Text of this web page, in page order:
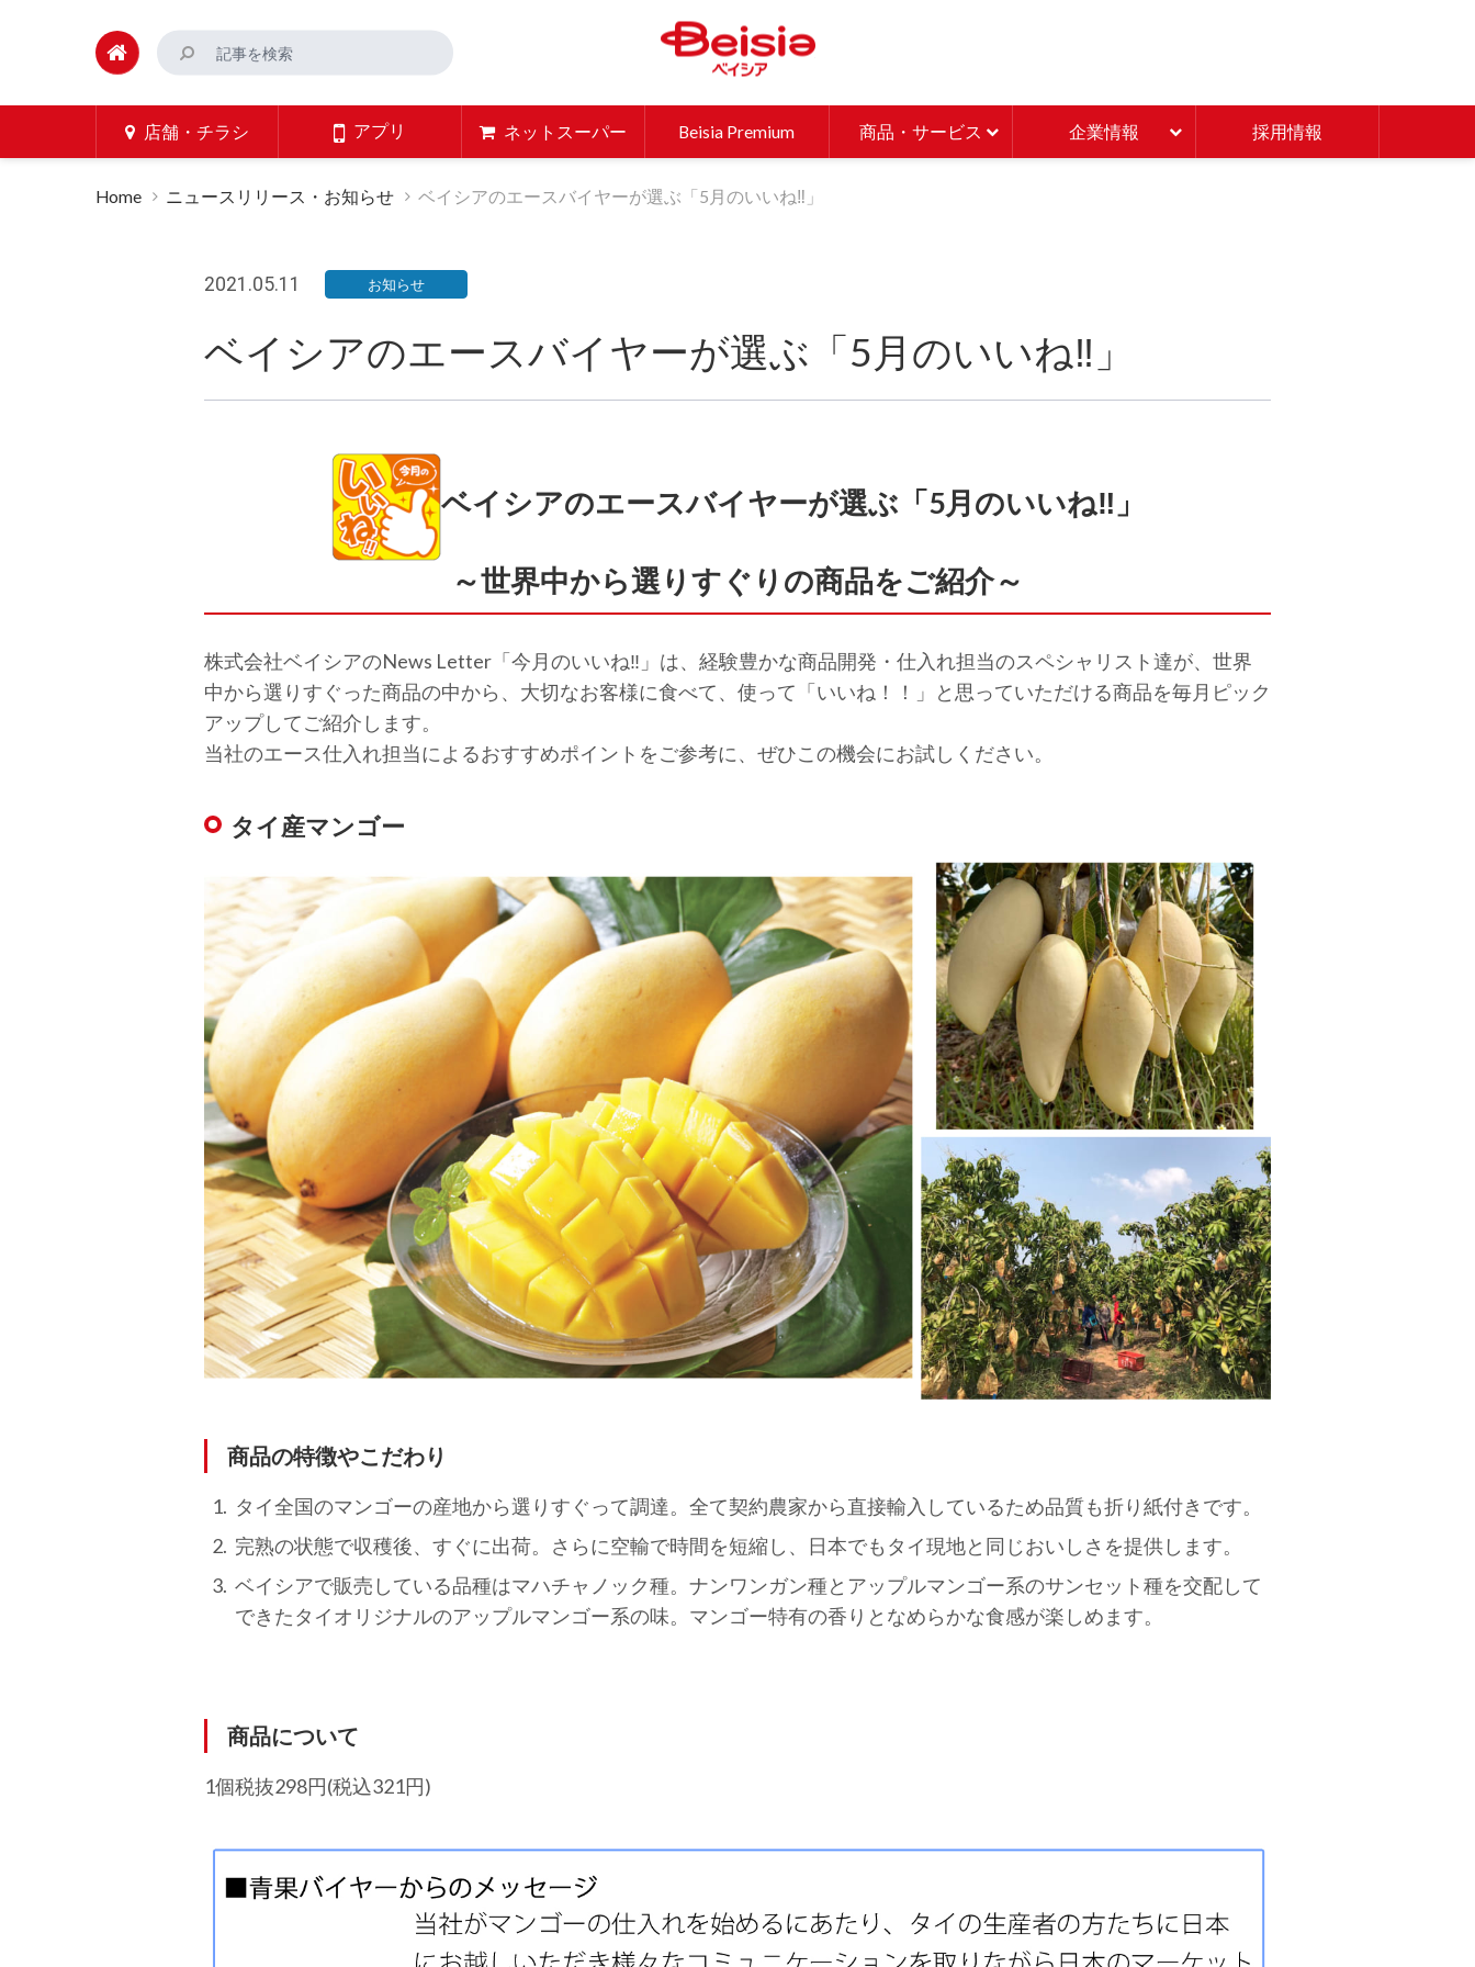
店舗・チラシ アプリ ネットスーパー Beisia Premium 商品・サービス 企業情報 採用情報
Home ニュースリリース・お知らせ ベイシアのエースバイヤーが選ぶ「5月のいいね‼」
2021.05.11 お知らせ
ベイシアのエースバイヤーが選ぶ「5月のいいね‼」
ベイシアのエースバイヤーが選ぶ「5月のいいね‼」
～世界中から選りすぐりの商品をご紹介～
株式会社ベイシアのNews Letter「今月のいいね‼」は、経験豊かな商品開発・仕入れ担当のスペシャリスト達が、世界
中から選りすぐった商品の中から、大切なお客様に食べて、使って「いいね！！」と思っていただける商品を毎月ピック
アップしてご紹介します。
当社のエース仕入れ担当によるおすすめポイントをご参考に、ぜひこの機会にお試しください。
タイ産マンゴー
商品の特徴やこだわり
タイ全国のマンゴーの産地から選りすぐって調達。全て契約農家から直接輸入しているため品質も折り紙付きです。
完熟の状態で収穫後、すぐに出荷。さらに空輸で時間を短縮し、日本でもタイ現地と同じおいしさを提供します。
ベイシアで販売している品種はマハチャノック種。ナンワンガン種とアップルマンゴー系のサンセット種を交配して
できたタイオリジナルのアップルマンゴー系の味。マンゴー特有の香りとなめらかな食感が楽しめます。
商品について
1個税抜298円(税込321円)